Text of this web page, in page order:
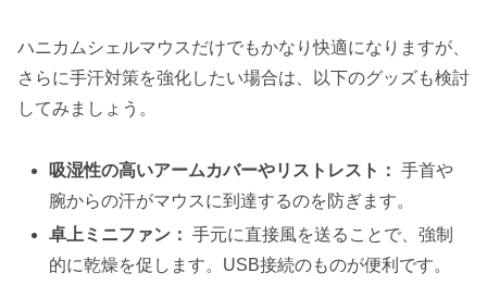
ハニカムシェルマウスだけでもかなり快適になりますが、
さらに手汗対策を強化したい場合は、以下のグッズも検討
してみましょう。
吸湿性の高いアームカバーやリストレスト： 手首や
腕からの汗がマウスに到達するのを防ぎます。
卓上ミニファン： 手元に直接風を送ることで、強制
的に乾燥を促します。USB接続のものが便利です。